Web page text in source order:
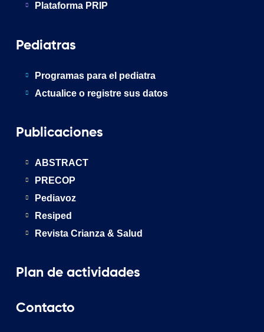
Plataforma PRIP
Pediatras
Programas para el pediatra
Actualice o registre sus datos
Publicaciones
ABSTRACT
PRECOP
Pediavoz
Resiped
Revista Crianza & Salud
Plan de actividades
Contacto